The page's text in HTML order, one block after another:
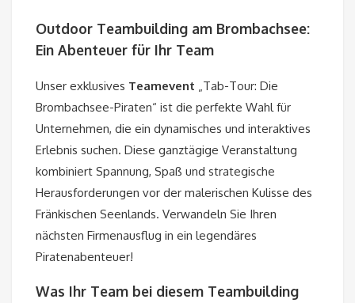
Outdoor Teambuilding am Brombachsee:
Ein Abenteuer für Ihr Team
Unser exklusives Teamevent „Tab-Tour: Die
Brombachsee-Piraten“ ist die perfekte Wahl für
Unternehmen, die ein dynamisches und interaktives
Erlebnis suchen. Diese ganztägige Veranstaltung
kombiniert Spannung, Spaß und strategische
Herausforderungen vor der malerischen Kulisse des
Fränkischen Seenlands. Verwandeln Sie Ihren
nächsten Firmenausflug in ein legendäres
Piratenabenteuer!
Was Ihr Team bei diesem Teambuilding